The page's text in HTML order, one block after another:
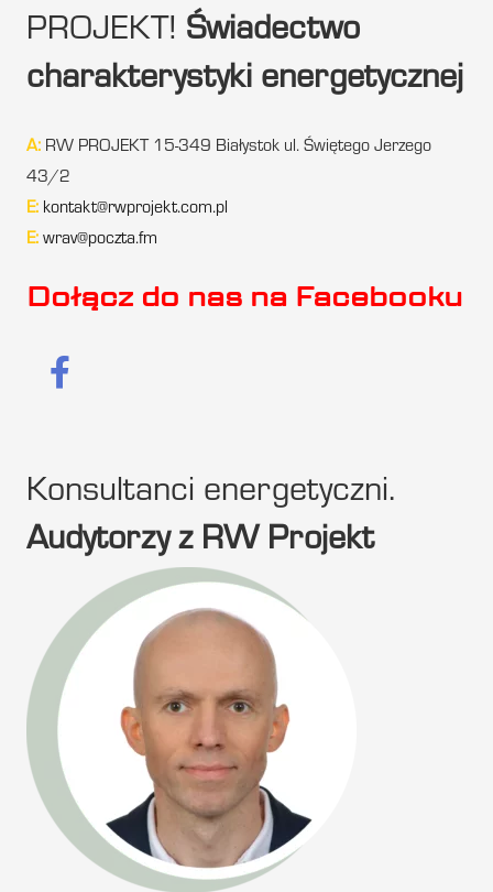
PROJEKT! Świadectwo
charakterystyki energetycznej
A: RW PROJEKT 15-349 Białystok ul. Świętego Jerzego
43/2
E: kontakt@rwprojekt.com.pl
E: wrav@poczta.fm
Dołącz do nas na Facebooku
Konsultanci energetyczni.
Audytorzy z RW Projekt